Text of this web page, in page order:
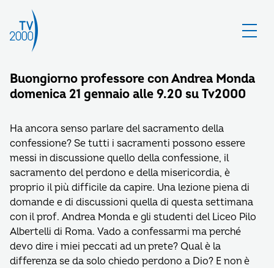
Buongiorno professore con Andrea Monda
domenica 21 gennaio alle 9.20 su Tv2000
Ha ancora senso parlare del sacramento della
confessione? Se tutti i sacramenti possono essere
messi in discussione quello della confessione, il
sacramento del perdono e della misericordia, è
proprio il più difficile da capire. Una lezione piena di
domande e di discussioni quella di questa settimana
con il prof. Andrea Monda e gli studenti del Liceo Pilo
Albertelli di Roma. Vado a confessarmi ma perché
devo dire i miei peccati ad un prete? Qual è la
differenza se da solo chiedo perdono a Dio? E non è